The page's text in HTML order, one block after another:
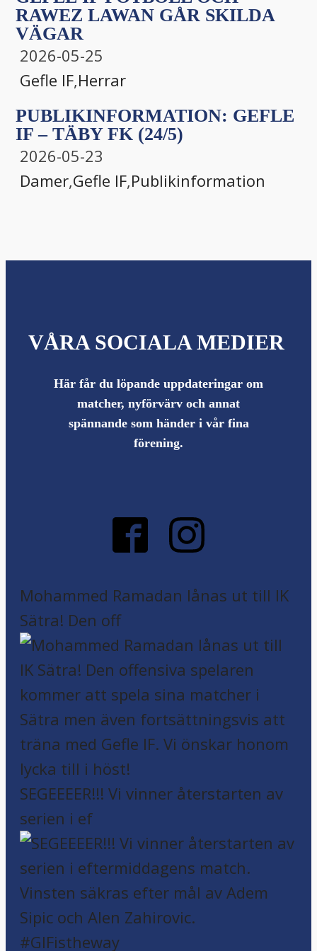
RAWEZ LAWAN GÅR SKILDA
VÄGAR
2026-05-25
Gefle IF,Herrar
PUBLIKINFORMATION: GEFLE
IF – TÄBY FK (24/5)
2026-05-23
Damer,Gefle IF,Publikinformation
VÅRA SOCIALA MEDIER
Här får du löpande uppdateringar om
matcher, nyförvärv och annat
spännande som händer i vår fina
förening.
Mohammed Ramadan lånas ut till IK
Sätra! Den off
SEGEEEER!!! Vi vinner återstarten av
serien i ef